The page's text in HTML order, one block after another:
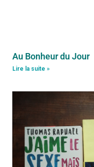
Au Bonheur du Jour
Lire la suite »